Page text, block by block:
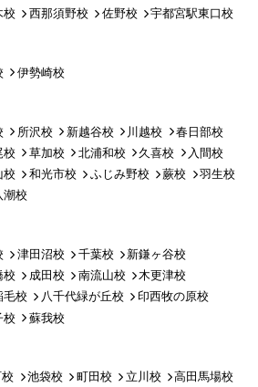
校 西那須野校 佐野校 宇都宮駅東口校
伊勢崎校
所沢校 新越谷校 川越校
春日部校
校 草加校 北浦和校 久喜校
入間校
校 和光市校 ふじみ野校 蕨校
羽生校
潮校
津田沼校 千葉校
新鎌ヶ谷校
校 成田校 南流山校
木更津校
毛校 八千代緑が丘校
印西牧の原校
校 蘇我校
池袋校 町田校 立川校
高田馬場校